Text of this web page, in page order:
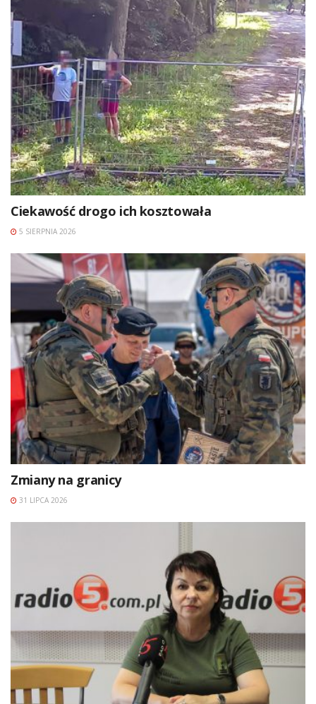
Ciekawość drogo ich kosztowała
5 SIERPNIA 2026
Zmiany na granicy
31 LIPCA 2026